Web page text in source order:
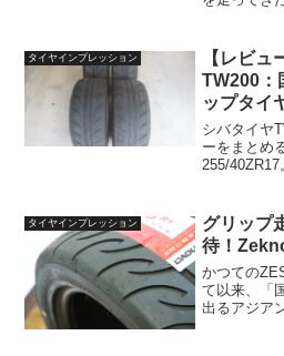
ことはある
が、その割
タイヤインプレッション
【レビュ
TW200：
ップタイ
で勝てる
イヤ
シバタイヤ
ーをまとめ
255/
265mmで、
タイヤインプレッション
グリップ
待！
かつての
て以来、「
出るアジア